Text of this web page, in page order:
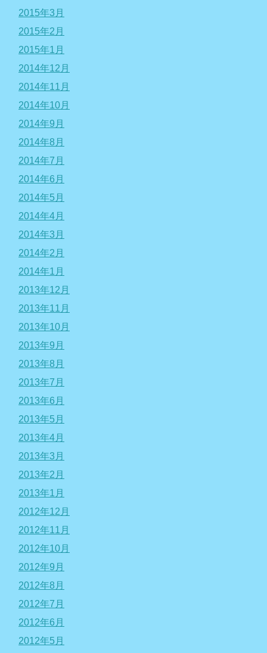
2015年3月
2015年2月
2015年1月
2014年12月
2014年11月
2014年10月
2014年9月
2014年8月
2014年7月
2014年6月
2014年5月
2014年4月
2014年3月
2014年2月
2014年1月
2013年12月
2013年11月
2013年10月
2013年9月
2013年8月
2013年7月
2013年6月
2013年5月
2013年4月
2013年3月
2013年2月
2013年1月
2012年12月
2012年11月
2012年10月
2012年9月
2012年8月
2012年7月
2012年6月
2012年5月